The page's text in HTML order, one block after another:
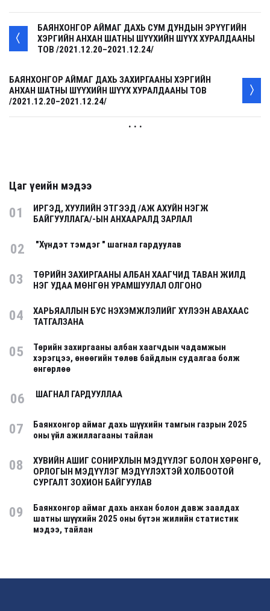
БАЯНХОНГОР АЙМАГ ДАХЬ СУМ ДУНДЫН ЭРҮҮГИЙН
ХЭРГИЙН АНХАН ШАТНЫ ШҮҮХИЙН ШҮҮХ ХУРАЛДААНЫ
ТОВ /2021.12.20–2021.12.24/
БАЯНХОНГОР АЙМАГ ДАХЬ ЗАХИРГААНЫ ХЭРГИЙН
АНХАН ШАТНЫ ШҮҮХИЙН ШҮҮХ ХУРАЛДААНЫ ТОВ
/2021.12.20–2021.12.24/
. . .
Цаг үеийн мэдээ
01
ИРГЭД, ХУУЛИЙН ЭТГЭЭД /АЖ АХУЙН НЭГЖ
БАЙГУУЛЛАГА/-ЫН АНХААРАЛД ЗАРЛАЛ
02 "Хүндэт тэмдэг " шагнал гардуулав
03
ТӨРИЙН ЗАХИРГААНЫ АЛБАН ХААГЧИД ТАВАН ЖИЛД
НЭГ УДАА МӨНГӨН УРАМШУУЛАЛ ОЛГОНО
04
ХАРЬЯАЛЛЫН БУС НЭХЭМЖЛЭЛИЙГ ХҮЛЭЭН АВАХААС
ТАТГАЛЗАНА
05
Төрийн захиргааны албан хаагчдын чадамжын
хэрэгцээ, өнөөгийн төлөв байдлын судалгаа болж
өнгөрлөө
06 ШАГНАЛ ГАРДУУЛЛАА
07
Баянхонгор аймаг дахь шүүхийн тамгын газрын 2025
оны үйл ажиллагааны тайлан
08
ХУВИЙН АШИГ СОНИРХЛЫН МЭДҮҮЛЭГ БОЛОН ХӨРӨНГӨ,
ОРЛОГЫН МЭДҮҮЛЭГ МЭДҮҮЛЭХТЭЙ ХОЛБООТОЙ
СУРГАЛТ ЗОХИОН БАЙГУУЛАВ
09
Баянхонгор аймаг дахь анхан болон давж заалдах
шатны шүүхийн 2025 оны бүтэн жилийн статистик
мэдээ, тайлан